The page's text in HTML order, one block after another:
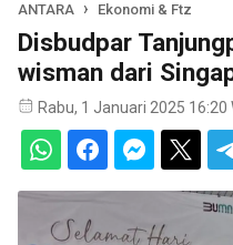
ANTARA Ekonomi & Ftz
Disbudpar
wisman dari
Rabu, 1 Januari 2025 16:20